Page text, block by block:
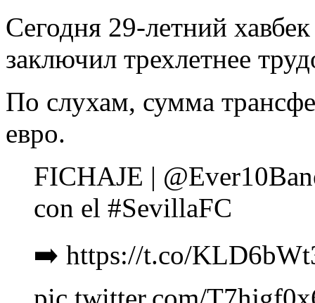
Сегодня 29-летний
заключил трехлетнее
По слухам, сумма
евро.
FICHAJE |
con el #SevillaFC
➡️ https://t.co/